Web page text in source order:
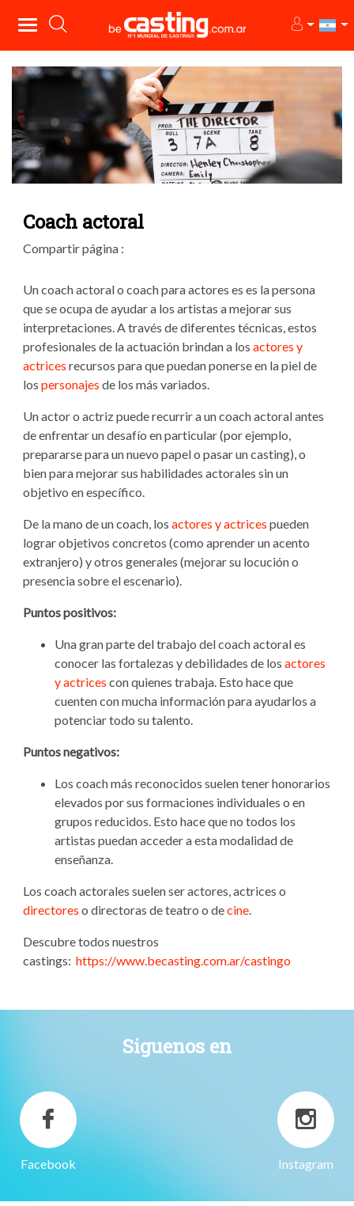
Coach actoral
Compartir página :
Un coach actoral o coach para actores es es la persona
que se ocupa de ayudar a los artistas a mejorar sus
interpretaciones. A través de diferentes técnicas, estos
profesionales de la actuación brindan a los actores y
actrices recursos para que puedan ponerse en la piel de
los personajes de los más variados.
Un actor o actriz puede recurrir a un coach actoral antes
de enfrentar un desafío en particular (por ejemplo,
prepararse para un nuevo papel o pasar un casting), o
bien para mejorar sus habilidades actorales sin un
objetivo en específico.
De la mano de un coach, los actores y actrices pueden
lograr objetivos concretos (como aprender un acento
extranjero) y otros generales (mejorar su locución o
presencia sobre el escenario).
Puntos positivos:
Una gran parte del trabajo del coach actoral es
conocer las fortalezas y debilidades de los actores
y actrices con quienes trabaja. Esto hace que
cuenten con mucha información para ayudarlos a
potenciar todo su talento.
Puntos negativos:
Los coach más reconocidos suelen tener honorarios
elevados por sus formaciones individuales o en
grupos reducidos. Esto hace que no todos los
artistas puedan acceder a esta modalidad de
enseñanza.
Los coach actorales suelen ser actores, actrices o
directores o directoras de teatro o decine
Descubre todos nuestros
castings: https://www.becasting.com.ar/castingo
Siguenos en
Facebook Instagram